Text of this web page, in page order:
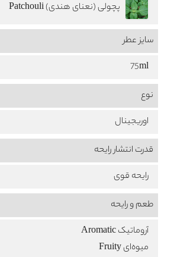
پچولی (نعنای هندی) Patchouli
سایز عطر
75ml
نوع
اوریجینال
قدرت انتشار رایحه
رایحه قوی
طعم‌ و رایحه
آروماتیک Aromatic
میوه‌ای Fruity